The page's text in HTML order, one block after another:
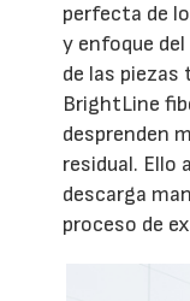
perfecta de
y enfoque
de las piezas
BrightLine
desprenden
residual. Ello
descarga
proceso de